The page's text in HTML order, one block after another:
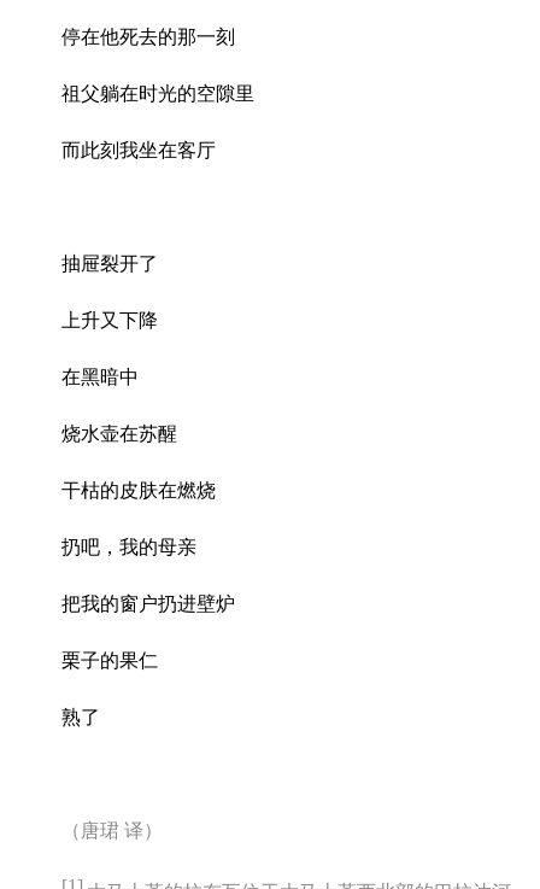
停在他死去的那一刻
祖父躺在时光的空隙里
而此刻我坐在客厅
抽屉裂开了
上升又下降
在黑暗中
烧水壶在苏醒
干枯的皮肤在燃烧
扔吧，我的母亲
把我的窗户扔进壁炉
栗子的果仁
熟了
（唐珺 译）